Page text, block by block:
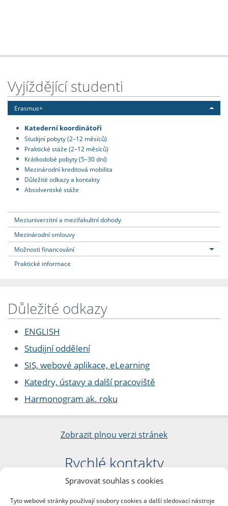
Spravovat souhlas s cookies
Tyto webové stránky používají soubory cookies a další sledovací nástroje
Vyjíždějící studenti
Erasmus+
Katederní koordinátoři
Studijní pobyty (2–12 měsíců)
Praktické stáže (2–12 měsíců)
Krátkodobé pobyty (5–30 dní)
Mezinárodní kreditová mobilita
Důležité odkazy a kontakty
Absolventské stáže
Meziuniverzitní a mezifakultní dohody
Mezinárodní smlouvy
Možnosti financování
Praktické informace
Důležité odkazy
ENGLISH
Studijní oddělení
SIS, webové aplikace, eLearning
Katedry, ústavy a další pracoviště
Harmonogram ak. roku
Zobrazit plnou verzi stránek
Rychlé kontakty
Filozofická fakulta